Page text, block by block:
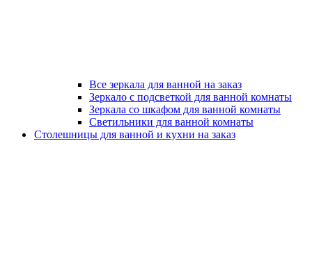
Все зеркала для ванной на заказ
Зеркало с подсветкой для ванной комнаты
Зеркала со шкафом для ванной комнаты
Светильники для ванной комнаты
Столешницы для ванной и кухни на заказ